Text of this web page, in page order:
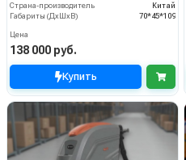
Страна-производитель
Китай
Габариты (ДхШхВ)
70*45*109
Цена
138 000 руб.
Купить